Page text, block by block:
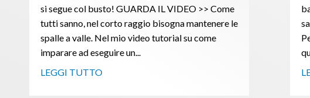
si segue col busto! GUARDA IL VIDEO >> Come
tutti sanno, nel corto raggio bisogna mantenere le
spalle a valle. Nel mio video tutorial su come
imparare ad eseguire un...
LEGGI TUTTO